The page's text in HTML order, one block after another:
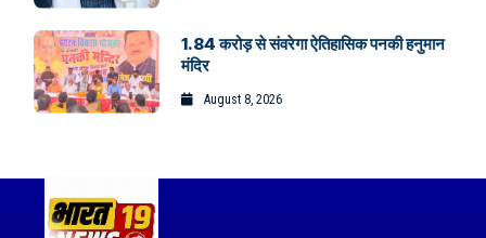
1.84 करोड़ से संवरेगा ऐतिहासिक पनकी हनुमान
मंदिर
August 8, 2026